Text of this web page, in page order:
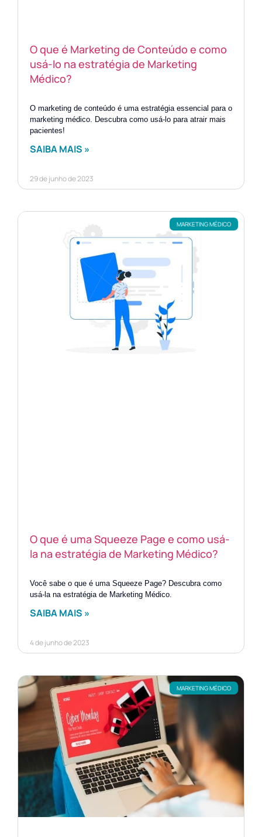
O que é Marketing de Conteúdo e como
usá-lo na estratégia de Marketing
Médico?
O marketing de conteúdo é uma estratégia essencial para o
marketing médico. Descubra como usá-lo para atrair mais
pacientes!
SAIBA MAIS »
29 de junho de 2023
MARKETING MÉDICO
O que é uma Squeeze Page e como usá-
la na estratégia de Marketing Médico?
Você sabe o que é uma Squeeze Page? Descubra como
usá-la na estratégia de Marketing Médico.
SAIBA MAIS »
4 de junho de 2023
MARKETING MÉDICO